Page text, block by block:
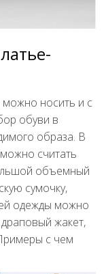
носить и с
обуви в
образа. В
считать
объемный
сумочку,
одежды можно
жакет,
с чем